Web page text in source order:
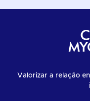
Valorizar a relação